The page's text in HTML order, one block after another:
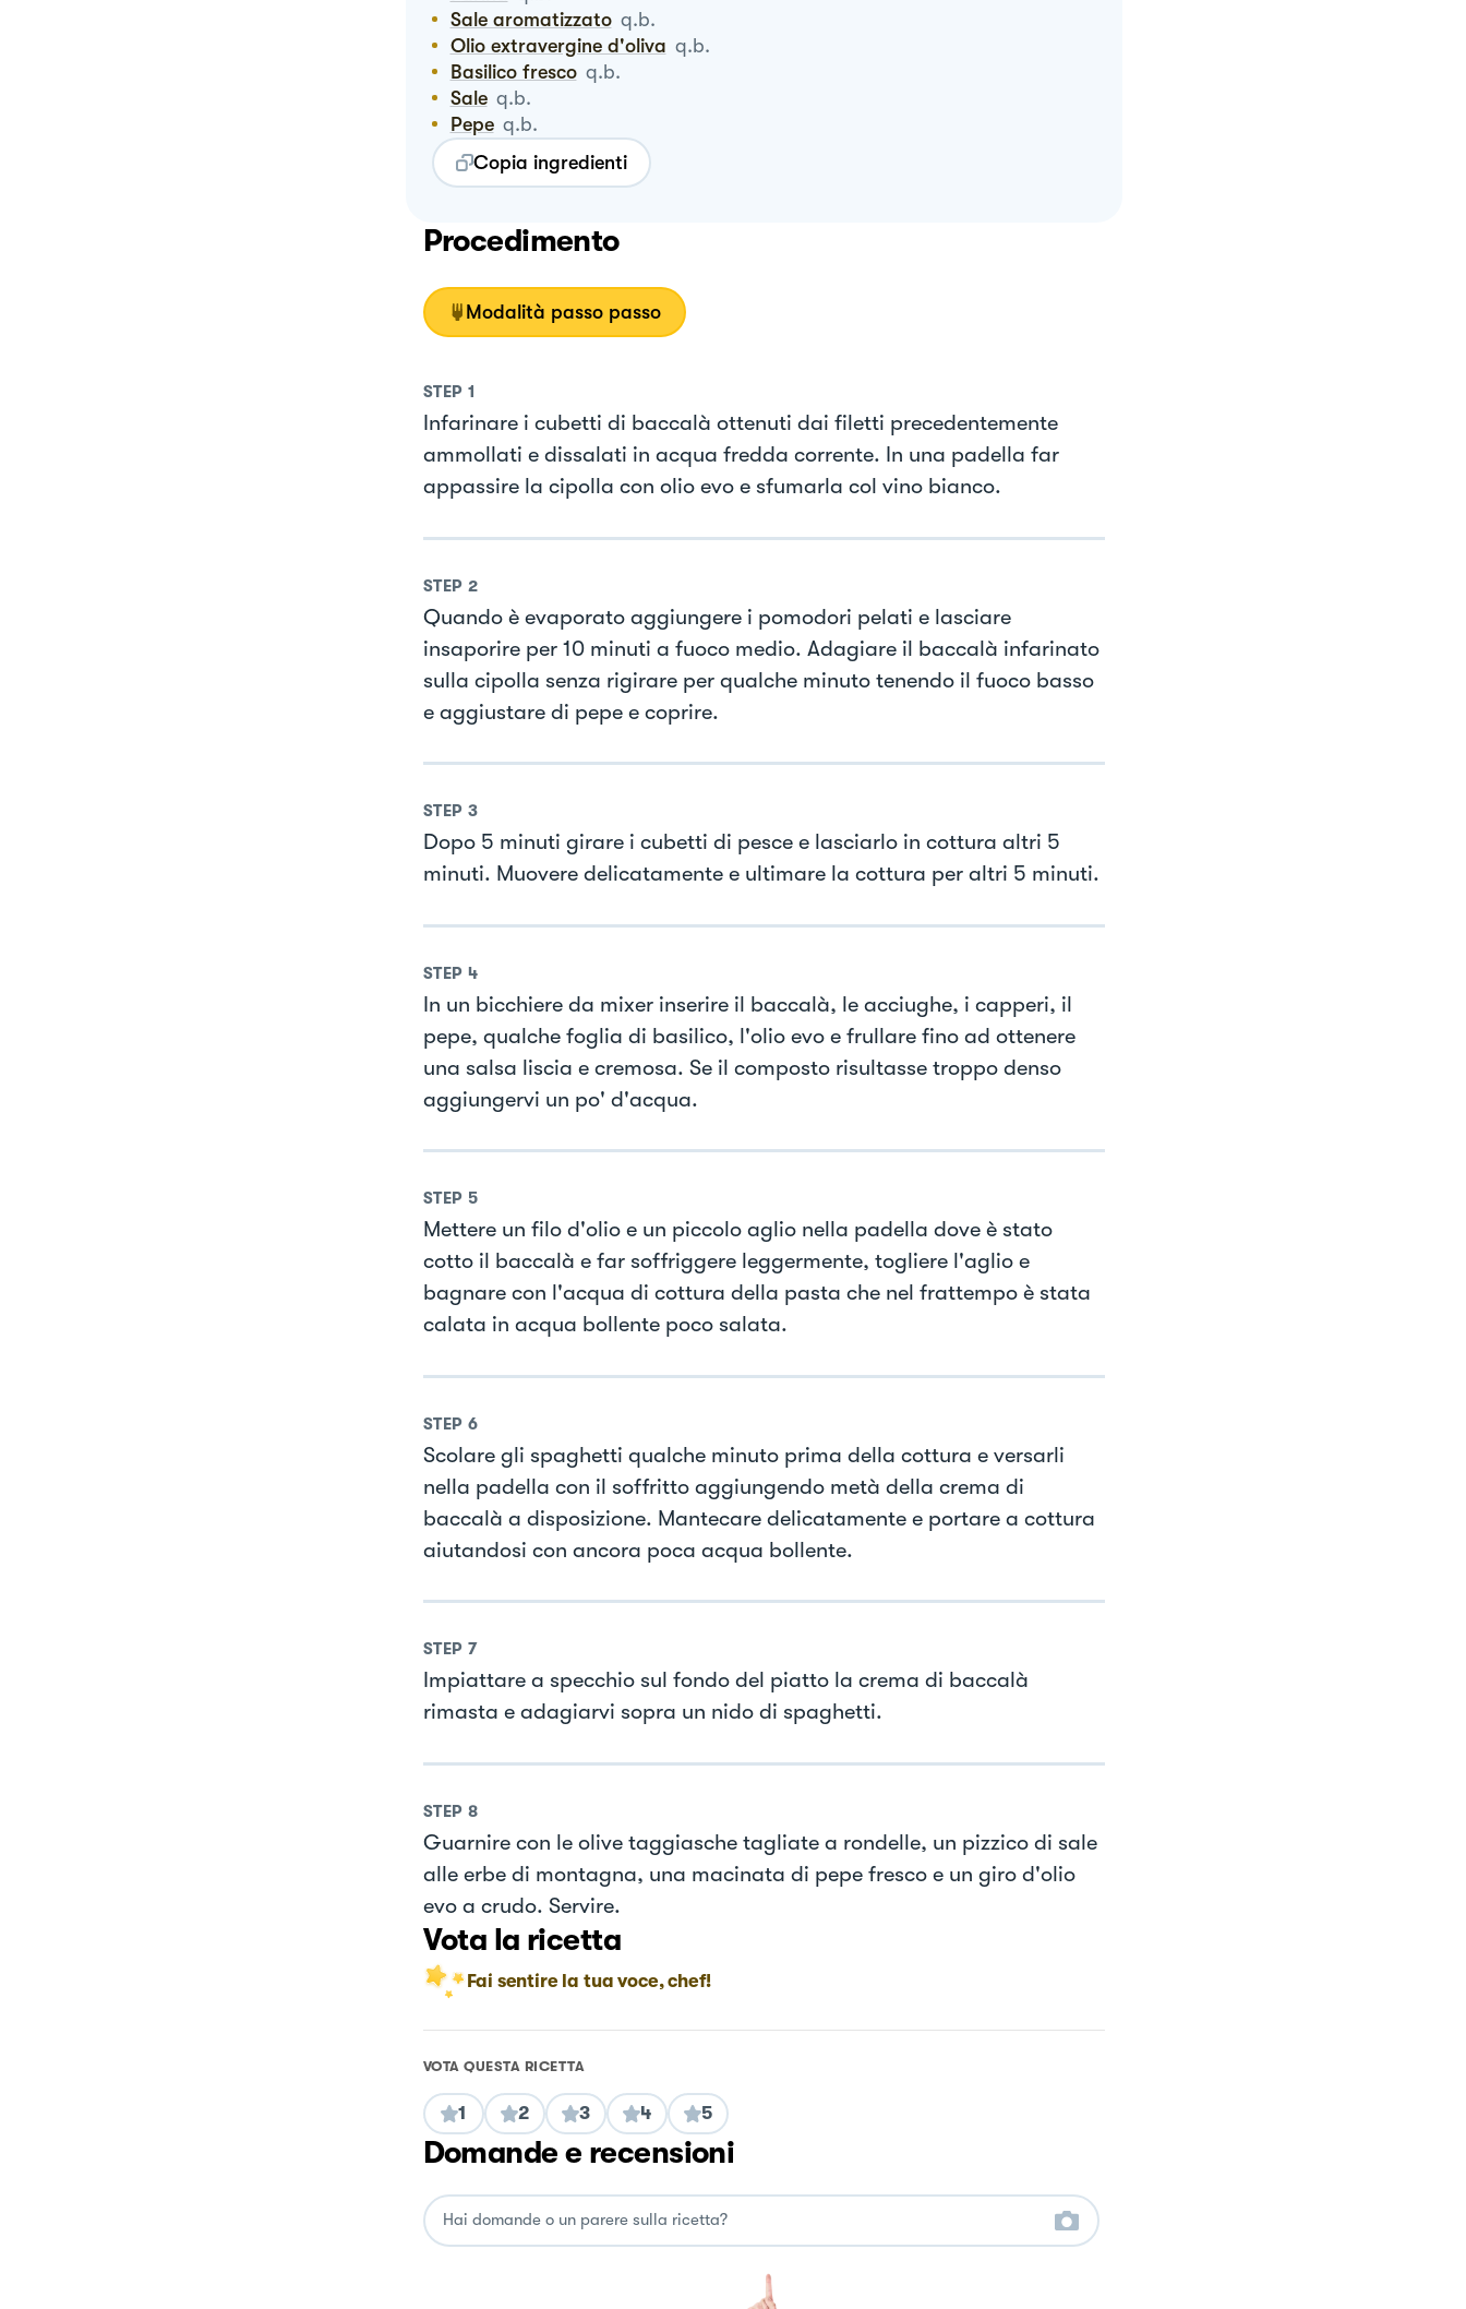
Sale aromatizzato q.b.
Olio extravergine d'oliva q.b.
Basilico fresco q.b.
Sale q.b.
Pepe q.b.
Copia ingredienti
Procedimento
Modalità passo passo
STEP 1
Infarinare i cubetti di baccalà ottenuti dai filetti precedentemente
ammollati e dissalati in acqua fredda corrente. In una padella far
appassire la cipolla con olio evo e sfumarla col vino bianco.
STEP 2
Quando è evaporato aggiungere i pomodori pelati e lasciare
insaporire per 10 minuti a fuoco medio. Adagiare il baccalà infarinato
sulla cipolla senza rigirare per qualche minuto tenendo il fuoco basso
e aggiustare di pepe e coprire.
STEP 3
Dopo 5 minuti girare i cubetti di pesce e lasciarlo in cottura altri 5
minuti. Muovere delicatamente e ultimare la cottura per altri 5 minuti.
STEP 4
In un bicchiere da mixer inserire il baccalà, le acciughe, i capperi, il
pepe, qualche foglia di basilico, l'olio evo e frullare fino ad ottenere
una salsa liscia e cremosa. Se il composto risultasse troppo denso
aggiungervi un po' d'acqua.
STEP 5
Mettere un filo d'olio e un piccolo aglio nella padella dove è stato
cotto il baccalà e far soffriggere leggermente, togliere l'aglio e
bagnare con l'acqua di cottura della pasta che nel frattempo è stata
calata in acqua bollente poco salata.
STEP 6
Scolare gli spaghetti qualche minuto prima della cottura e versarli
nella padella con il soffritto aggiungendo metà della crema di
baccalà a disposizione. Mantecare delicatamente e portare a cottura
aiutandosi con ancora poca acqua bollente.
STEP 7
Impiattare a specchio sul fondo del piatto la crema di baccalà
rimasta e adagiarvi sopra un nido di spaghetti.
STEP 8
Guarnire con le olive taggiasche tagliate a rondelle, un pizzico di sale
alle erbe di montagna, una macinata di pepe fresco e un giro d'olio
evo a crudo. Servire.
Vota la ricetta
Fai sentire la tua voce, chef!
VOTA QUESTA RICETTA
1 2 3 4 5
Domande e recensioni